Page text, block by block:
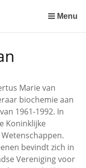
Menu
Marie van
biochemie aan
1961-1992. In
Koninklijke
bevindt zich in
Vereniging voor